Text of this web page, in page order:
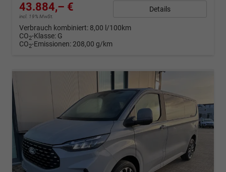
43.884,– €
incl. 19% MwSt.
Details
Verbrauch kombiniert: 8,00 l/100km
CO2-Klasse: G
CO2-Emissionen: 208,00 g/km